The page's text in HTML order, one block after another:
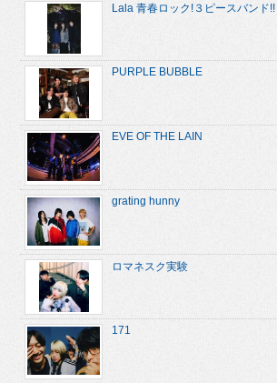
Lala 青春ロック!３ピースバンド!!
PURPLE BUBBLE
EVE OF THE LAIN
grating hunny
ロマネスク実験
171